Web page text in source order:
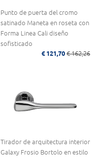
Punto de puerta del cromo
satinado Maneta en roseta con
Forma Linea Cali diseño
sofisticado
€ 121,70 € 162,26
Tirador de arquitectura interior
Galaxy Frosio Bortolo en estilo